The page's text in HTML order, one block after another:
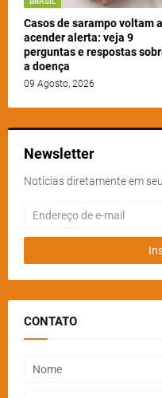
Casos de sarampo voltam a
acender alerta: veja 9
perguntas e respostas
a doença
09 Agosto, 2026
Newsletter
Notícias diretamente em seu
CONTATO